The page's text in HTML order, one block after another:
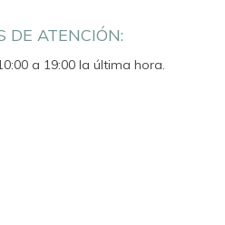
DE ATENCIÓN:
a 19:00 la última hora.